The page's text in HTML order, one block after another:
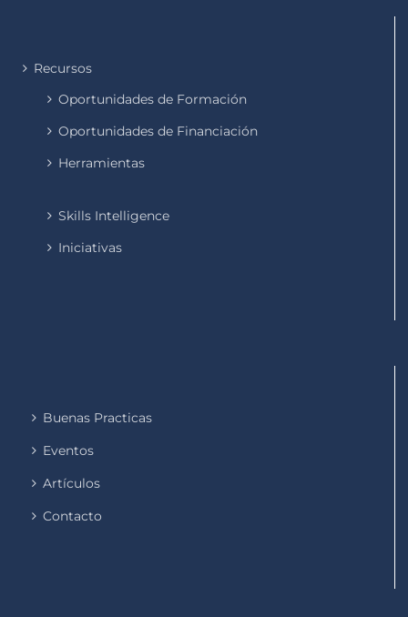
Recursos
Oportunidades de Formación
Oportunidades de Financiación
Herramientas
Skills Intelligence
Iniciativas
Buenas Practicas
Eventos
Artículos
Contacto